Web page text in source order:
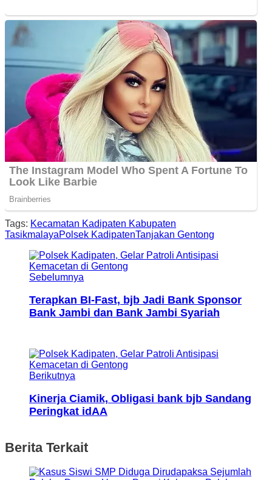
Tags: Kecamatan Kadipaten Kabupaten
TasikmalayaPolsek KadipatenTanjakan Gentong
Sebelumnya
Terapkan BI-Fast, bjb Jadi Bank Sponsor
Bank Jambi dan Bank Jambi Syariah
Berikutnya
Kinerja Ciamik, Obligasi bank bjb Sandang
Peringkat idAA
Berita Terkait